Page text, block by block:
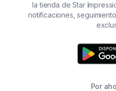
la tienda de Star
notificaciones,
Por